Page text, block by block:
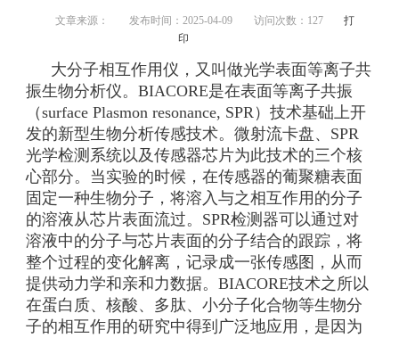
文章来源： 发布时间：2025-04-09 访问次数： 127
打
印
大分子相互作用仪，又叫做光学表面等离子共
振生物分析仪。BIACORE是在表面等离子共振
（surface Plasmon resonance, SPR）技术基础上开
发的新型生物分析传感技术。微射流卡盘、SPR
光学检测系统以及传感器芯片为此技术的三个核
心部分。当实验的时候，在传感器的葡聚糖表面
固定一种生物分子，将溶入与之相互作用的分子
的溶液从芯片表面流过。SPR检测器可以通过对
溶液中的分子与芯片表面的分子结合的跟踪，将
整个过程的变化解离，记录成一张传感图，从而
提供动力学和亲和力数据。BIACORE技术之所以
在蛋白质、核酸、多肽、小分子化合物等生物分
子的相互作用的研究中得到广泛地应用，是因为